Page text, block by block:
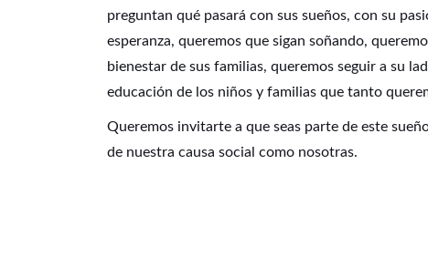
preguntan qué pasará con sus sueños, con su
esperanza, queremos que sigan soñando,
bienestar de sus familias, queremos seguir a su
educación de los niños y familias que tanto
Queremos invitarte a que seas parte de este
de nuestra causa social como nosotras.